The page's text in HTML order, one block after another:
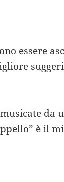
essere
da
è il